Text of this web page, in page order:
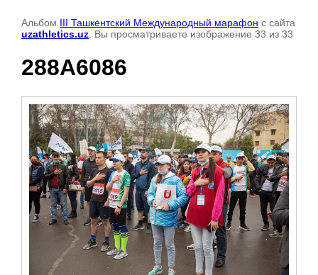
Альбом III Ташкентский Международный марафон с сайта
uzathletics.uz . Вы просматриваете изображение 33 из 33
288A6086